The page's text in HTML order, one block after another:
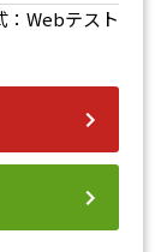
Webテスト